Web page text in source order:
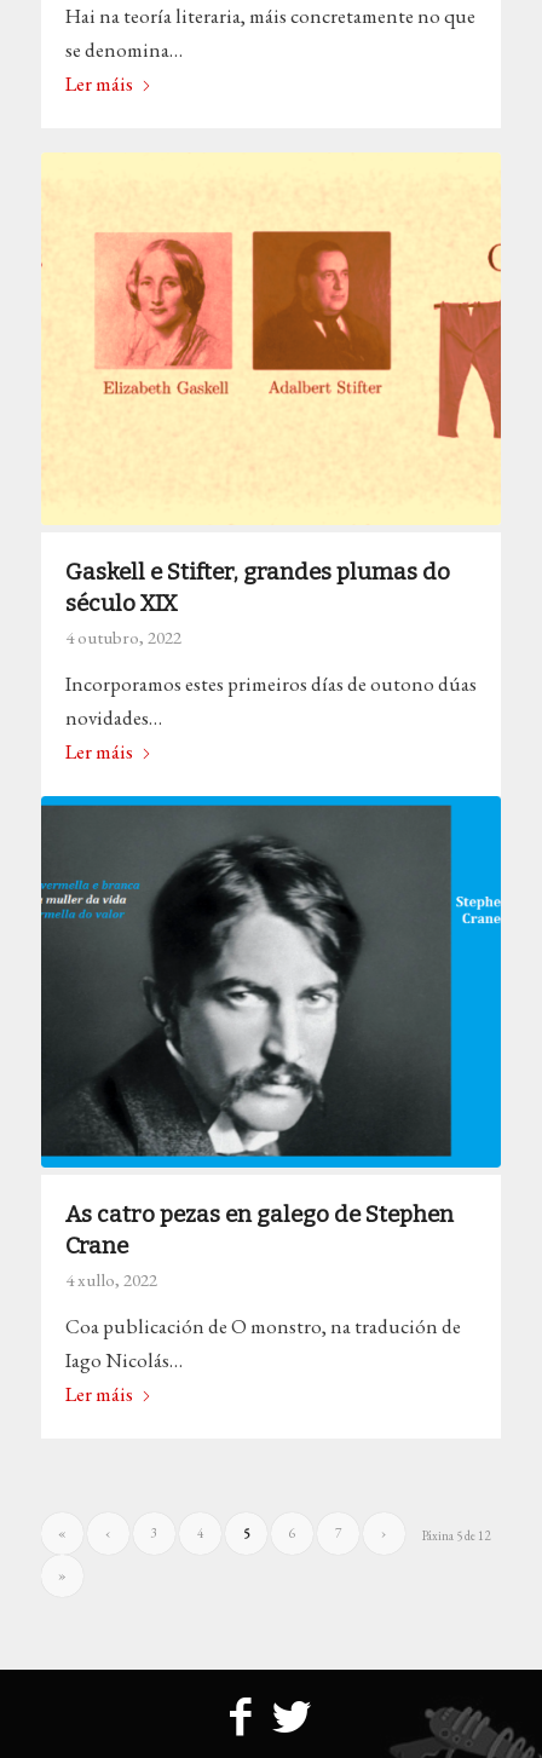
Hai na teoría literaria, máis concretamente no que
se denomina…
Ler máis
Gaskell e Stifter, grandes plumas do
século XIX
4 outubro, 2022
Incorporamos estes primeiros días de outono dúas
novidades…
Ler máis
As catro pezas en galego de Stephen
Crane
4 xullo, 2022
Coa publicación de O monstro, na tradución de
Iago Nicolás…
Ler máis
Páxina 5 de 12
« ‹ 3 4 5 6 7 ›
»